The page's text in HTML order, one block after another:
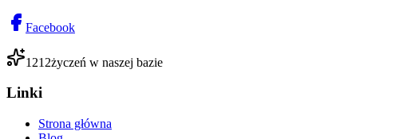
Facebook
1212życzeń w naszej bazie
Linki
Strona główna